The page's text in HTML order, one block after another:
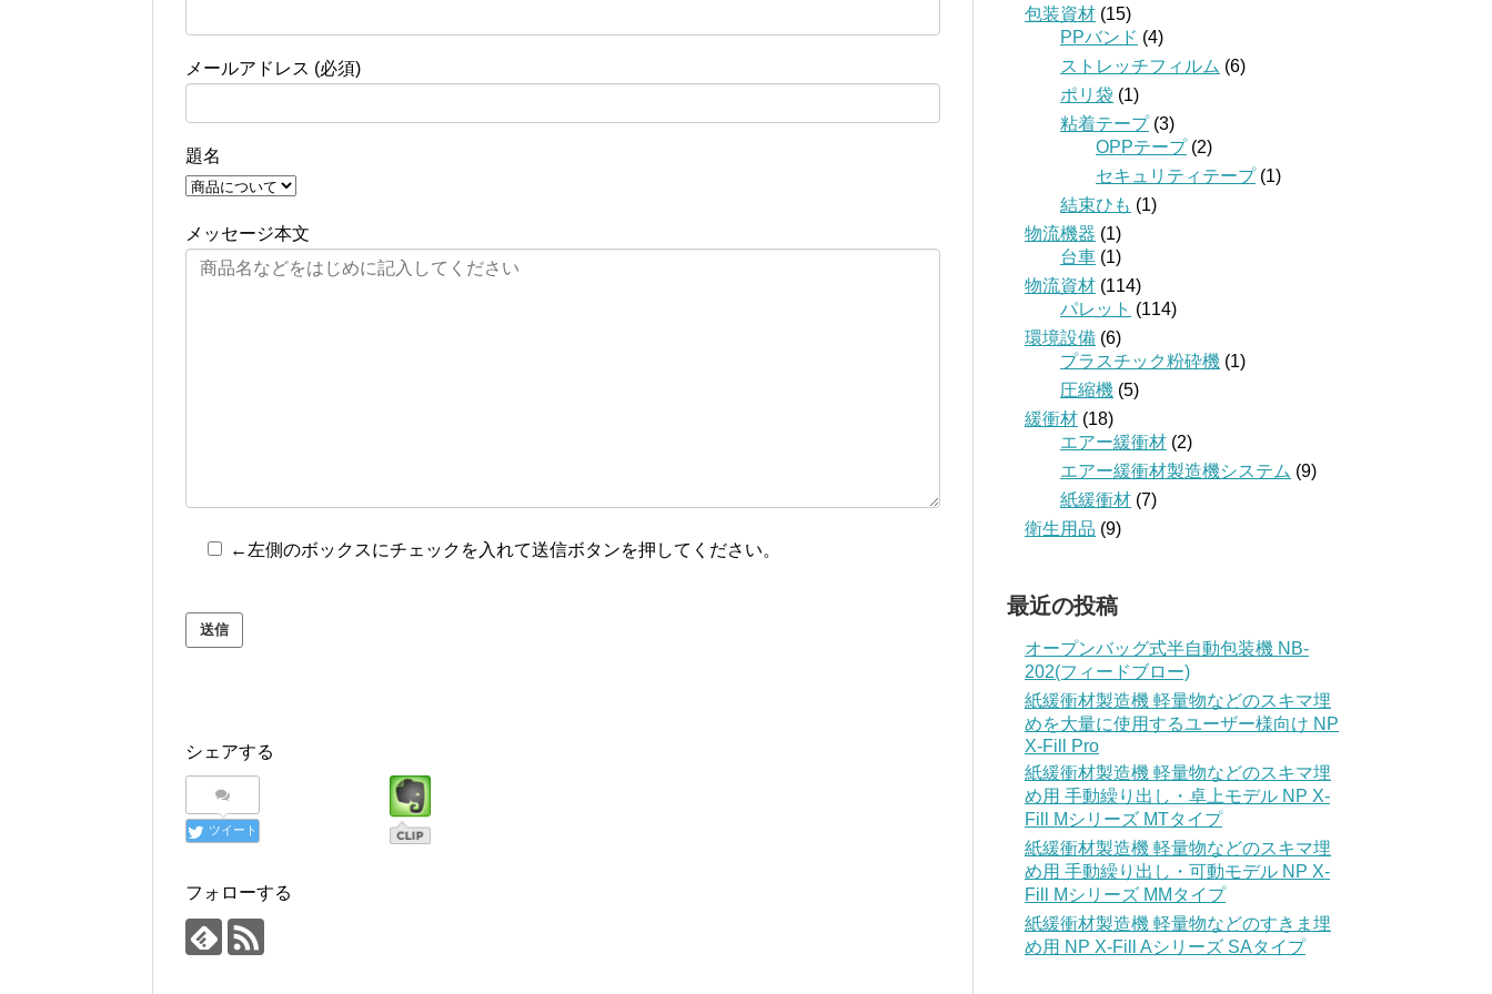
メールアドレス (必須)
題名
メッセージ本文
←左側のボックスにチェックを入れて送信ボタンを押してください。
シェアする
ツイート
フォローする
包装資材 (15)
PPバンド (4)
ストレッチフィルム (6)
ポリ袋 (1)
粘着テープ(3)
OPPテープ(2)
セキュリティテープ(1)
結束ひも (1)
物流機器 (1)
台車 (1)
物流資材 (114)
パレット (114)
環境設備 (6)
プラスチック粉砕機 (1)
圧縮機 (5)
緩衝材 (18)
エアー緩衝材 (2)
エアー緩衝材製造機システム (9)
紙緩衝材 (7)
衛生用品 (9)
最近の投稿
オープンバッグ式半自動包装機 NB-
202(フィードブロー)
紙緩衝材製造機 軽量物などのスキマ埋
めを大量に使用するユーザー様向け NP
X-Fill Pro
紙緩衝材製造機 軽量物などのスキマ埋
め用 手動繰り出し・卓上モデル NP X-
Fill Mシリーズ MTタイプ
紙緩衝材製造機 軽量物などのスキマ埋
め用 手動繰り出し・可動モデル NP X-
Fill Mシリーズ MMタイプ
紙緩衝材製造機 軽量物などのすきま埋
め用 NP X-Fill Aシリーズ SAタイプ